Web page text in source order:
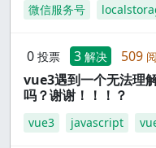
微信服务号
0 投票 3 解决 509
vue3遇到一个无法理
吗？谢谢！！！？
vue3 javascript